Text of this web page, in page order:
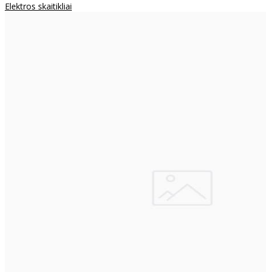
Elektros skaitikliai